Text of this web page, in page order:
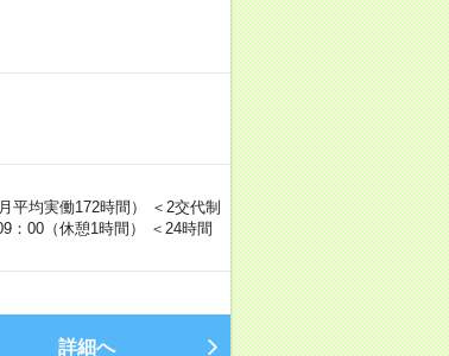
平均実働172時間） ＜2交代制
00（休憩1時間） ＜24時間
詳細へ